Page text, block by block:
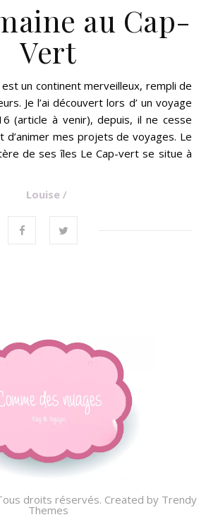
au Cap-
Vert
est un continent merveilleux, rempli de
Je l’ai découvert lors d’ un voyage
(article à venir), depuis, il ne cesse
d’animer mes projets de voyages. Le
de ses îles Le Cap-vert se situe à
Louise /
droits réservés. Created by Trendy
Themes